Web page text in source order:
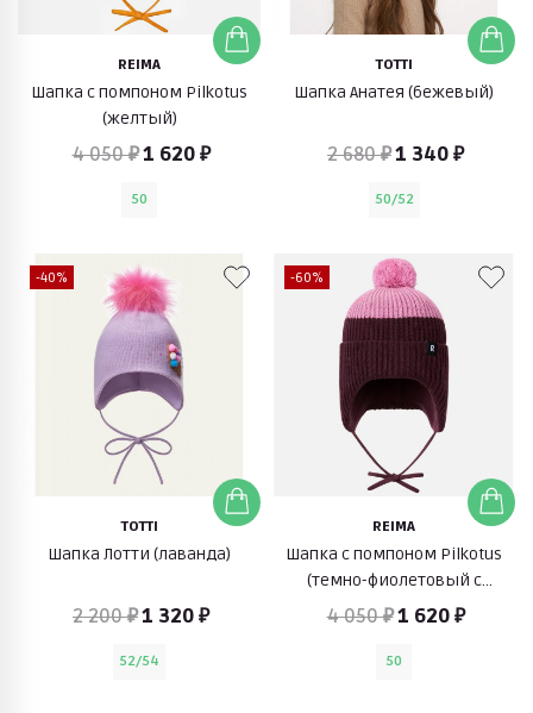
REIMA
Шапка с помпоном Pilkotus
(желтый)
4 050 ₽1 620 ₽
50
TOTTI
Шапка Анатея (бежевый)
2 680 ₽1 340 ₽
50/52
-40%
TOTTI
Шапка Лотти (лаванда)
2 200 ₽1 320 ₽
52/54
-60%
REIMA
Шапка с помпоном Pilkotus
(темно-фиолетовый с
розовым)
4 050 ₽1 620 ₽
50